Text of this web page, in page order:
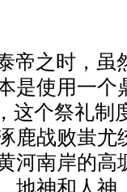
帝之时，虽
是使用一个
这个祭礼制
鹿战败蚩
河南岸的高
地神和人神